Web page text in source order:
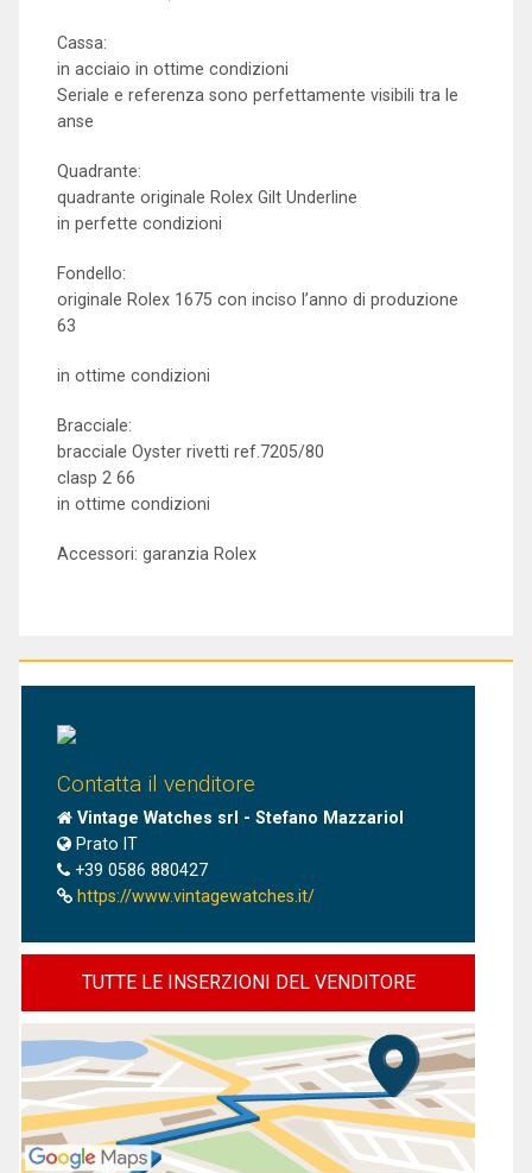
Cassa:
in acciaio in ottime condizioni
Seriale e referenza sono perfettamente visibili tra le
anse
Quadrante:
quadrante originale Rolex Gilt Underline
in perfette condizioni
Fondello:
originale Rolex 1675 con inciso l’anno di produzione
63
in ottime condizioni
Bracciale:
bracciale Oyster rivetti ref.7205/80
clasp 2 66
in ottime condizioni
Accessori: garanzia Rolex
Contatta il venditore
Vintage Watches srl - Stefano Mazzariol
Prato IT
+39 0586 880427
https://www.vintagewatches.it/
TUTTE LE INSERZIONI DEL VENDITORE